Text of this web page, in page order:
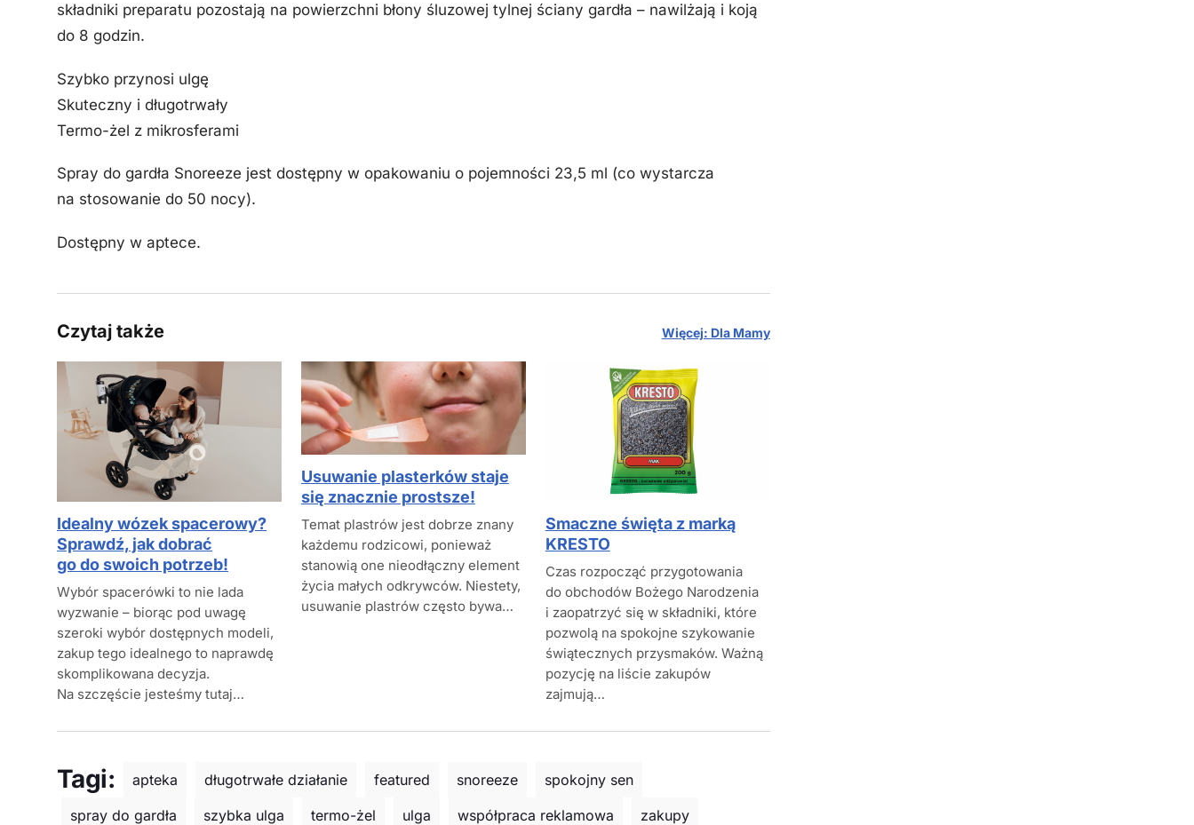
składniki preparatu pozostają na powierzchni błony śluzowej tylnej ściany gardła – nawilżają i koją
do 8 godzin.
Szybko przynosi ulgę
Skuteczny i długotrwały
Termo-żel z mikrosferami
Spray do gardła Snoreeze jest dostępny w opakowaniu o pojemności 23,5 ml (co wystarcza
na stosowanie do 50 nocy).
Dostępny w aptece.
Czytaj także Więcej: Dla Mamy
Idealny wózek spacerowy?
Sprawdź, jak dobrać
go do swoich potrzeb!
Wybór spacerówki to nie lada
wyzwanie – biorąc pod uwagę
szeroki wybór dostępnych modeli,
zakup tego idealnego to naprawdę
skomplikowana decyzja.
Na szczęście jesteśmy tutaj…
Usuwanie plasterków staje
się znacznie prostsze!
Temat plastrów jest dobrze znany
każdemu rodzicowi, ponieważ
stanowią one nieodłączny element
życia małych odkrywców. Niestety,
usuwanie plastrów często bywa…
Smaczne święta z marką
KRESTO
Czas rozpocząć przygotowania
do obchodów Bożego Narodzenia
i zaopatrzyć się w składniki, które
pozwolą na spokojne szykowanie
świątecznych przysmaków. Ważną
pozycję na liście zakupów
zajmują…
Tagi: apteka długotrwałe działanie featured snoreeze
spokojny sen
spray do gardła
szybka ulga termo-żel ulga współpraca reklamowa zakupy